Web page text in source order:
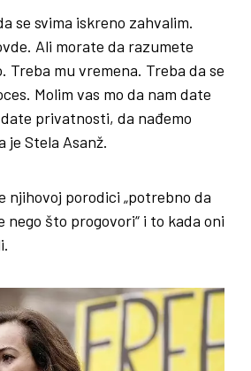
se svima iskreno zahvalim.
Ali morate da razumete
Treba mu vremena. Treba da se
Molim vas mo da nam date
privatnosti, da nađemo
je Stela Asanž.
njihovoj porodici „potrebno da
nego što progovori“ i to kada oni